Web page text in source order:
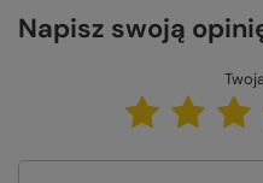
Napisz swoją